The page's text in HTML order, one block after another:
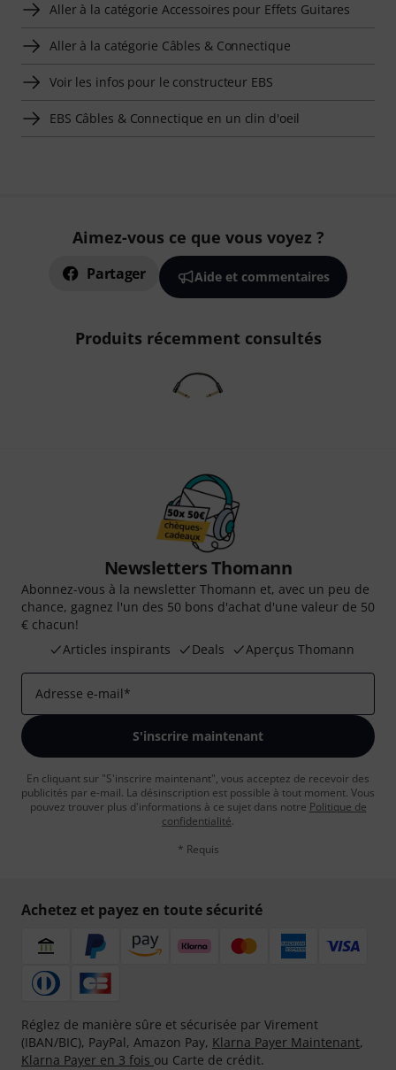
Aller à la catégorie Accessoires pour Effets Guitares
Aller à la catégorie Câbles & Connectique
Voir les infos pour le constructeur EBS
EBS Câbles & Connectique en un clin d'oeil
Aimez-vous ce que vous voyez ?
Partager Aide et commentaires
Produits récemment consultés
Newsletters Thomann
Abonnez-vous à la newsletter Thomann et, avec un peu de
chance, gagnez l'un des 50 bons d'achat d'une valeur de 50
€ chacun!
Articles inspirants
Deals Aperçus Thomann
Adresse e-mail*
S'inscrire maintenant
En cliquant sur "S'inscrire maintenant", vous acceptez de recevoir des
publicités par e-mail. La désinscription est possible à tout moment. Vous
pouvez trouver plus d'informations à ce sujet dans notre Politique de
confidentialité.
* Requis
Achetez et payez en toute sécurité
Réglez de manière sûre et sécurisée par Virement
(IBAN/BIC), PayPal, Amazon Pay, Klarna Payer Maintenant,
Klarna Payer en 3 fois ou Carte de crédit.